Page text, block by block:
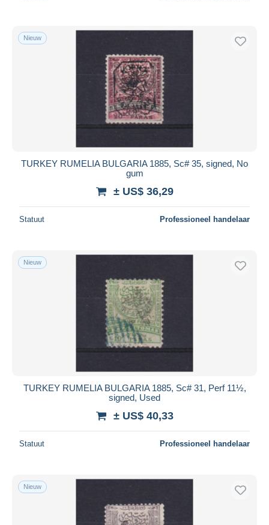
Nieuw
TURKEY RUMELIA BULGARIA 1885, Sc# 35, signed, No
gum
± US$ 36,29
Statuut Professioneel handelaar
Nieuw
TURKEY RUMELIA BULGARIA 1885, Sc# 31, Perf 11½,
signed, Used
± US$ 40,33
Statuut Professioneel handelaar
Nieuw